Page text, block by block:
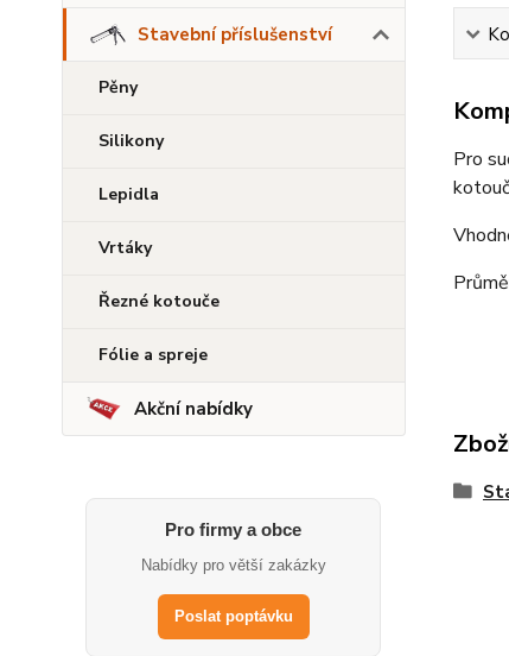
Stavební příslušenství
Pěny
Silikony
Lepidla
Vrtáky
Řezné kotouče
Fólie a spreje
Akční nabídky
Pro firmy a obce
Nabídky pro větší zakázky
Poslat poptávku
Pro